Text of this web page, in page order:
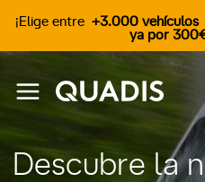
¡Elige entre +3.000 vehículos
ya por
Descubre la